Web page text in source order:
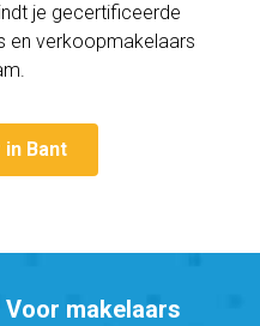
je gecertificeerde
en verkoopmakelaars
in Bant
Voor makelaars